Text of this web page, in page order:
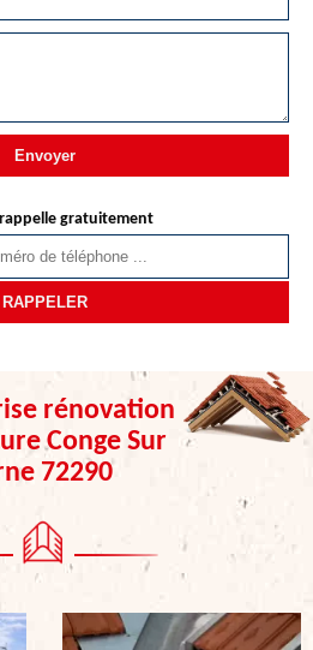
gratuitement
rénovation
Conge Sur
72290